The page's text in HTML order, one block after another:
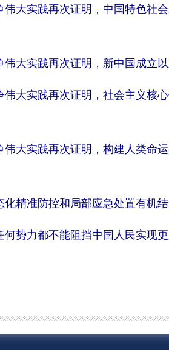
伟大实践再次证明，中国特色社
伟大实践再次证明，新中国成立
伟大实践再次证明，社会主义核
伟大实践再次证明，构建人类命
化精准防控和局部应急处置有机
势力都不能阻挡中国人民实现